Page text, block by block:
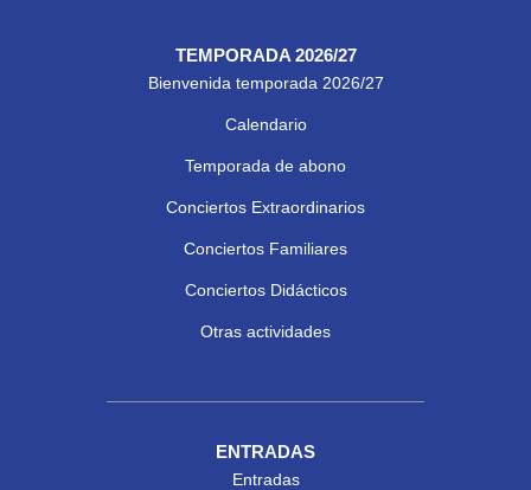
TEMPORADA 2026/27
Bienvenida temporada 2026/27
Calendario
Temporada de abono
Conciertos Extraordinarios
Conciertos Familiares
Conciertos Didácticos
Otras actividades
ENTRADAS
Entradas